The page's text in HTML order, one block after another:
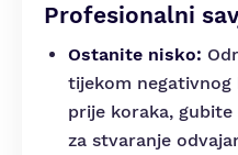
Profesionalni
Ostanite nisko:
tijekom negativnog
prije koraka,
za stvaranje